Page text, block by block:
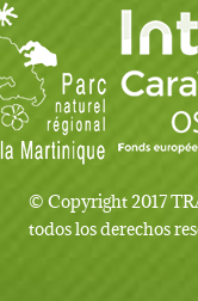
© Copyright 2017
todos los derechos